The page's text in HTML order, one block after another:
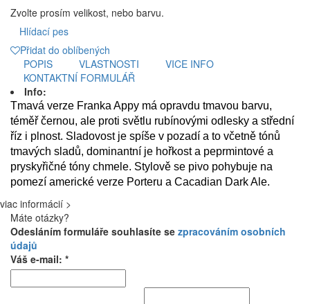
Zvolte prosím velikost, nebo barvu.
Hlídací pes
Přidat do oblíbených
POPIS
VLASTNOSTI
VICE INFO
KONTAKTNÍ FORMULÁŘ
Info:
Tmavá verze Franka Appy má opravdu tmavou barvu,
téměř černou, ale proti světlu rubínovými odlesky a střední
říz i plnost. Sladovost je spíše v pozadí a to včetně tónů
tmavých sladů, dominantní je hořkost a peprmintové a
pryskyřičné tóny chmele. Stylově se pivo pohybuje na
pomezí americké verze Porteru a Cacadian Dark Ale.
viac informácií >
Máte otázky?
Odesláním formuláře souhlasíte se zpracováním osobních
údajů
Váš e-mail: *